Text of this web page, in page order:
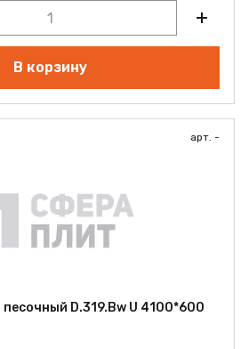
В корзину
арт. -
D.319.Bw U 4100*600